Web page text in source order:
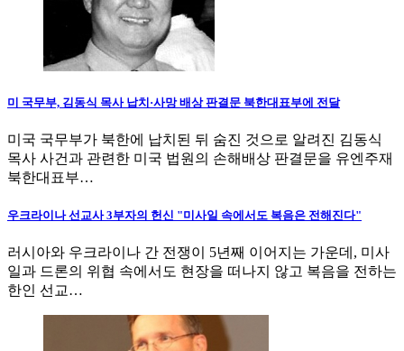
미 국무부, 김동식 목사 납치·사망 배상 판결문 북한대표부에 전달
미국 국무부가 북한에 납치된 뒤 숨진 것으로 알려진 김동식
목사 사건과 관련한 미국 법원의 손해배상 판결문을 유엔주재
북한대표부…
우크라이나 선교사 3부자의 헌신 "미사일 속에서도 복음은 전해진다"
러시아와 우크라이나 간 전쟁이 5년째 이어지는 가운데, 미사
일과 드론의 위협 속에서도 현장을 떠나지 않고 복음을 전하는
한인 선교…